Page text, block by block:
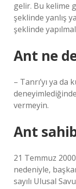
gelir. Bu kelime
şeklinde yanlış
şeklinde
Ant ne
– Tanrı’yı ​​ya
vermeyin.
Ant
21 Temmuz
nedeniyle,
sayılı Ulusal